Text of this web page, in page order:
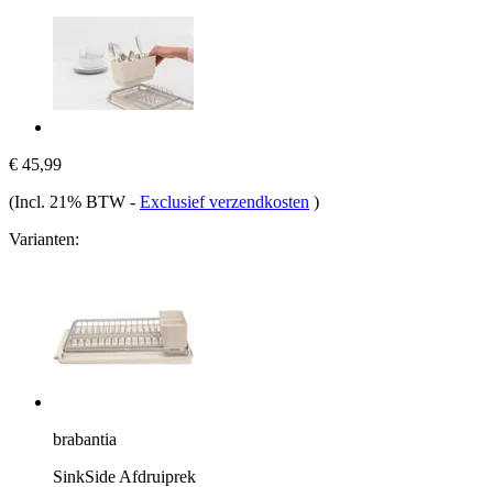
€ 45,99
(Incl. 21% BTW - Exclusief verzendkosten )
Varianten:
brabantia
SinkSide Afdruiprek